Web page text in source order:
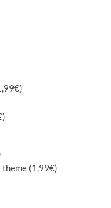
theme (1,99€)